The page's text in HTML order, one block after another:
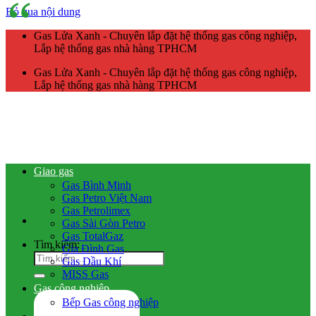
Bỏ qua nội dung
Gas Lửa Xanh - Chuyên lắp đặt hệ thống gas công nghiệp,
Lắp hệ thống gas nhà hàng TPHCM
Gas Lửa Xanh - Chuyên lắp đặt hệ thống gas công nghiệp,
Lắp hệ thống gas nhà hàng TPHCM
Tìm kiếm:
Giao gas
Gas Bình Minh
Gas Petro Việt Nam
Gas Petrolimex
Gas Sài Gòn Petro
Gas TotalGaz
Gia Đình Gas
Gas Dầu Khí
MISS Gas
Gas công nghiệp
Bếp Gas công nghiệp